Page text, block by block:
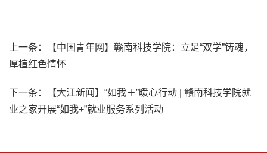
上一条：
【中国青年网】赣南科技学院：立足“双学”铸魂，
厚植红色情怀
下一条：
【大江新闻】“如我＋”暖心行动 | 赣南科技学院就
业之家开展“如我+”就业服务系列活动